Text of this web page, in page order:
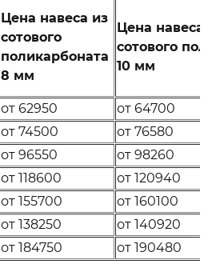
Цена навеса из
сотового
поликарбоната
8 мм
Цена навеса
сотового
10 мм
от 62950
от 64700
от 74500
от 76580
от 96550
от 98260
от 118600
от 120940
от 155700
от 160100
от 138250
от 140920
от 184750 от 190480